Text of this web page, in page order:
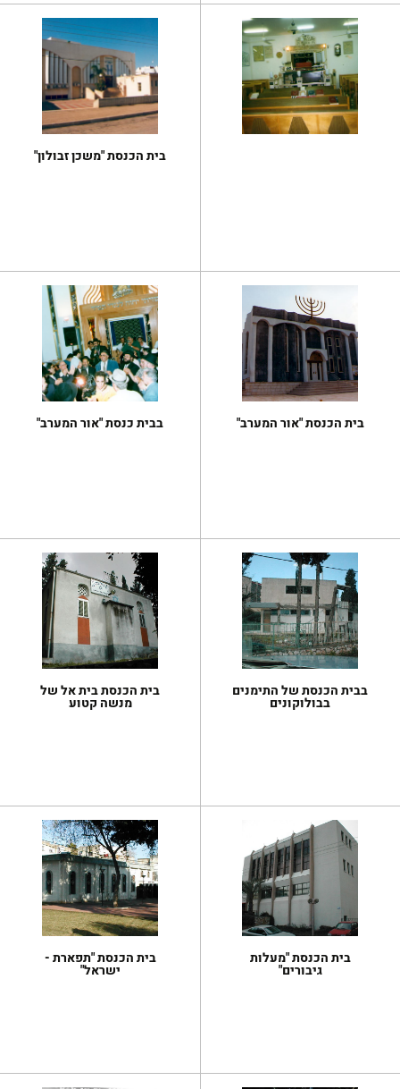
בית הכנסת "משכן זבולון"
בית הכנסת "אור המערב" בבית כנסת "אור המערב"
בבית הכנסת של התימנים
בבולוקונים
בית הכנסת בית אל של
מנשה קטוע
בית הכנסת "מעלות
גיבורים"
בית הכנסת "תפארת -
ישראל"